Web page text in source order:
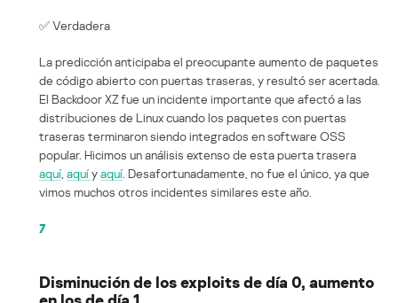
✅ Verdadera
La predicción anticipaba el preocupante aumento de paquetes
de código abierto con puertas traseras, y resultó ser acertada.
El Backdoor XZ fue un incidente importante que afectó a las
distribuciones de Linux cuando los paquetes con puertas
traseras terminaron siendo integrados en software OSS
popular. Hicimos un análisis extenso de esta puerta trasera
aquí, aquíyaquí. Desafortunadamente, no fue el único, ya que
vimos muchos otros incidentes similares este año.
7
Disminución de los exploits de día 0, aumento